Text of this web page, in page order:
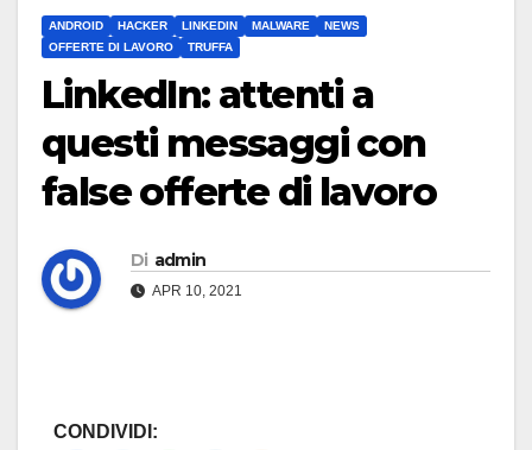
ANDROID HACKER LINKEDIN MALWARE
NEWS
OFFERTE DI LAVORO
TRUFFA
LinkedIn: attenti a
questi messaggi con
false offerte di lavoro
Di admin
APR 10, 2021
CONDIVIDI: